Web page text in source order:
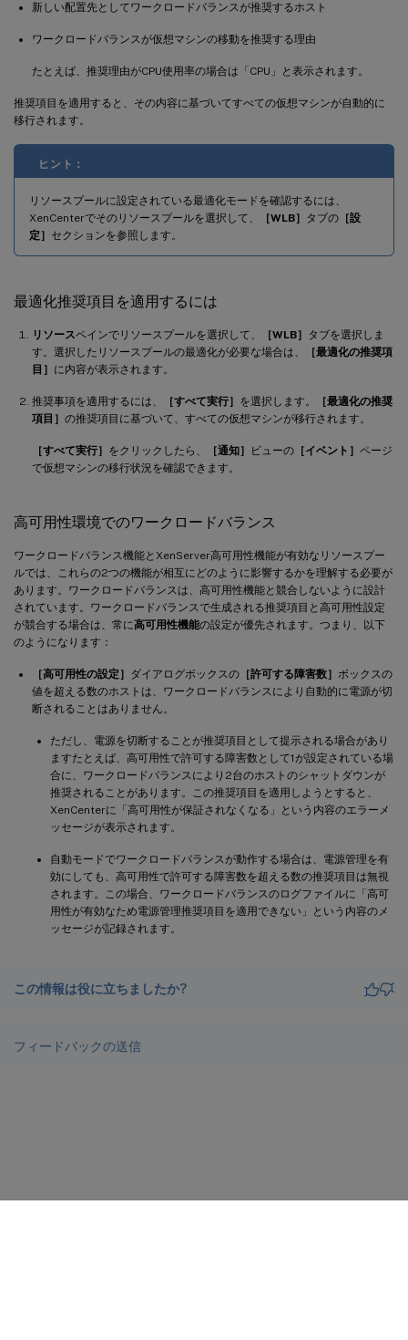
新しい配置先としてワークロードバランスが推奨するホスト
ワークロードバランスが仮想マシンの移動を推奨する理由
たとえば、推奨理由がCPU使用率の場合は「CPU」と表示されます。
推奨項目を適用すると、その内容に基づいてすべての仮想マシンが自動的に
移行されます。
ヒント：
リソースプールに設定されている最適化モードを確認するには、
XenCenterでそのリソースプールを選択して、
［WLB］ タブの ［設
定］ セクションを参照します。
最適化推奨項目を適用するには
リソースペインでリソースプールを選択して、 ［WLB］ タブを選択しま
す。選択したリソースプールの最適化が必要な場合は、
［最適化の推奨項
目］ に内容が表示されます。
推奨事項を適用するには、 ［すべて実行］ を選択します。
［最適化の推奨
項目］ の推奨項目に基づいて、すべての仮想マシンが移行されます。
［すべて実行］ をクリックしたら、 ［通知］ ビューの ［イベント］ ページ
で仮想マシンの移行状況を確認できます。
高可用性環境でのワークロードバランス
ワークロードバランス機能とXenServer高可用性機能が有効なリソースプー
ルでは、これらの2つの機能が相互にどのように影響するかを理解する必要が
あります。ワークロードバランスは、高可用性機能と競合しないように設計
されています。ワークロードバランスで生成される推奨項目と高可用性設定
が競合する場合は、常に高可用性機能の設定が優先されます。つまり、以下
のようになります：
［高可用性の設定］ ダイアログボックスの ［許可する障害数］ ボックスの
値を超える数のホストは、ワークロードバランスにより自動的に電源が切
断されることはありません。
ただし、電源を切断することが推奨項目として提示される場合があり
ますたとえば、高可用性で許可する障害数として1が設定されている場
合に、ワークロードバランスにより2台のホストのシャットダウンが
推奨されることがあります。この推奨項目を適用しようとすると、
XenCenterに「高可用性が保証されなくなる」という内容のエラーメ
ッセージが表示されます。
自動モードでワークロードバランスが動作する場合は、電源管理を有
効にしても、高可用性で許可する障害数を超える数の推奨項目は無視
されます。この場合、ワークロードバランスのログファイルに「高可
用性が有効なため電源管理推奨項目を適用できない」という内容のメ
ッセージが記録されます。
この情報は役に立ちましたか?
フィードバックの送信